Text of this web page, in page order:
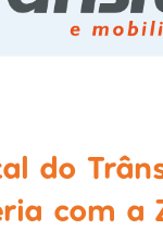
do
com a